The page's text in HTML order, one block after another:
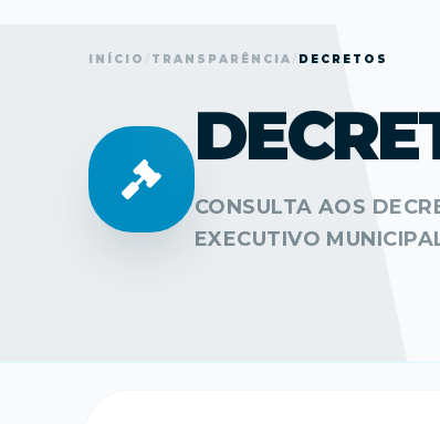
INÍCIO TRANSPARÊNCIA DECRETOS
CONSULTA AOS
EXECUTIVO